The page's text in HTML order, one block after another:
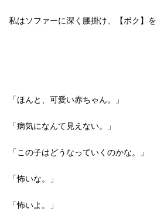
私はソファーに深く腰掛け、【ボク】を
「ほんと、可愛い赤ちゃん。」
「病気になんて見えない。」
「この子はどうなっていくのかな。」
「怖いな。」
「怖いよ。」